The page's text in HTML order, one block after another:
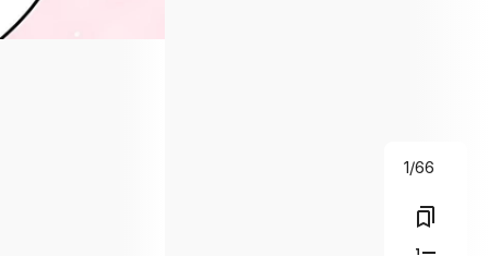
1/66